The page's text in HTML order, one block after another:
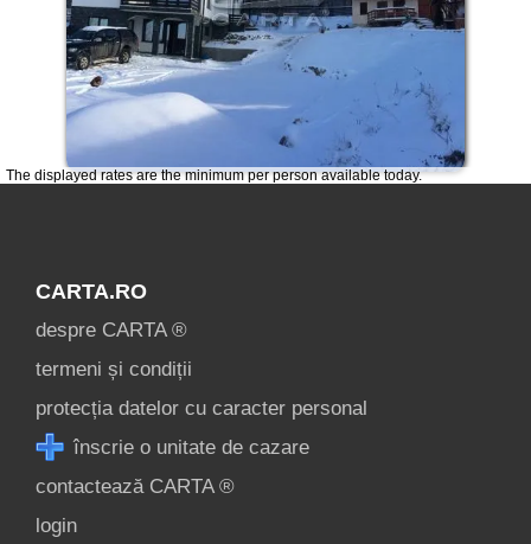
The displayed rates are the minimum per person available today.
CARTA.RO
despre CARTA ®
termeni și condiții
protecția datelor cu caracter personal
înscrie o unitate de cazare
contactează CARTA ®
login